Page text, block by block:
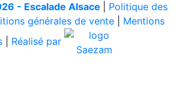
- Escalade Alsace
Politique des
générales de vente| Mentions
Réalisé par